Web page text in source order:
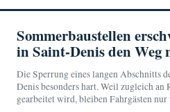
Sommerbaustellen
in Saint-Denis den Weg
Die Sperrung eines langen Abschnitts
Denis besonders hart. Weil zugleich an
gearbeitet wird, bleiben Fahrgästen